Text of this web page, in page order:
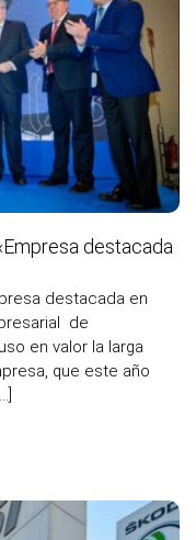
destacada
destacada en
de
en valor la larga
que este año